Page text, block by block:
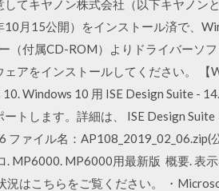
てキヤノン株式会社（以下キヤノン
月15公開）をインストール済で、
（付属CD-ROM）よりドライバーソ
アをインストールしてください。
Windows 10 用 ISE Design Suite -
ートします。詳細は、 ISE Design
ファイル名：
. MP6000. MP6000用最新版 概要. 表
況はこちらをご覧ください。 ・